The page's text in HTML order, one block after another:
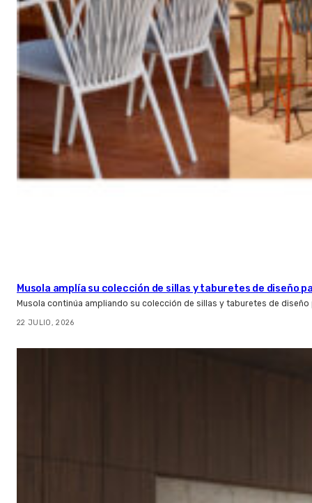
Musola amplía su colección de sillas y taburetes de diseño
Musola continúa ampliando su colección de sillas y taburetes de
22 JULIO, 2026